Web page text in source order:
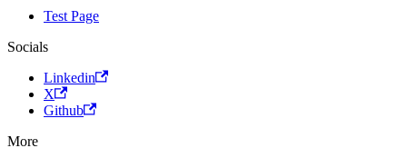
Test Page
Socials
Linkedin
X
Github
More